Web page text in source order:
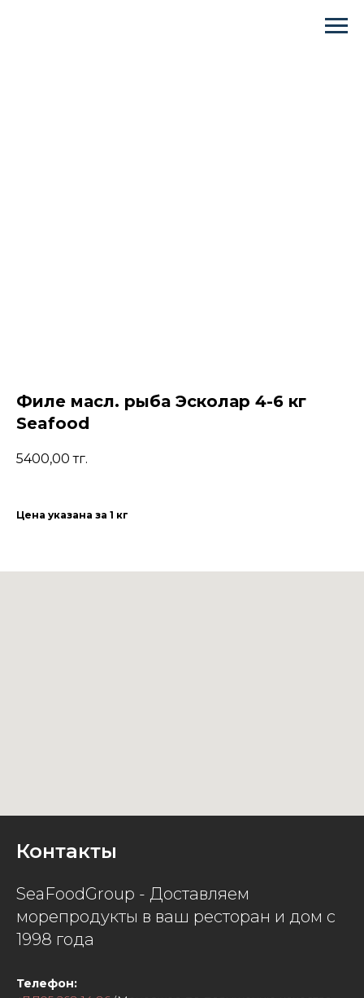
Филе масл. рыба Эсколар 4-6 кг
Seafood
5400,00 тг.
Цена указана за 1 кг
Контакты
SeaFoodGroup - Доставляем
морепродукты в ваш ресторан и дом с
1998 года
Телефон: